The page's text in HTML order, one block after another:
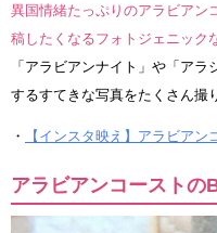
異国情緒たっぷりのアラビアン
稿したくなるフォトジェニック
「アラビアンナイト」や「ア
するすてきな写真をたくさん撮
・ 【インスタ映え】アラビア
アラビアンコーストの